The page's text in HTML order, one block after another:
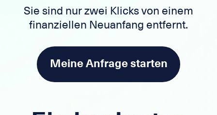
Sie sind nur zwei Klicks von einem
finanziellen Neuanfang entfernt.
Meine Anfrage starten